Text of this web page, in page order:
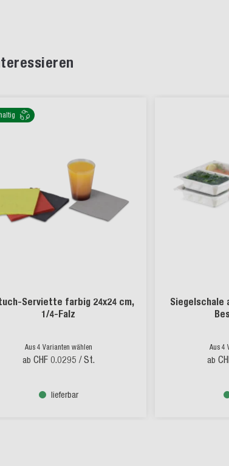
Serviette farbig 24x24 cm,
1/4-Falz
Aus 4 Varianten wählen
ab CHF 0.0295 / St.
lieferbar
Aus 4
ab